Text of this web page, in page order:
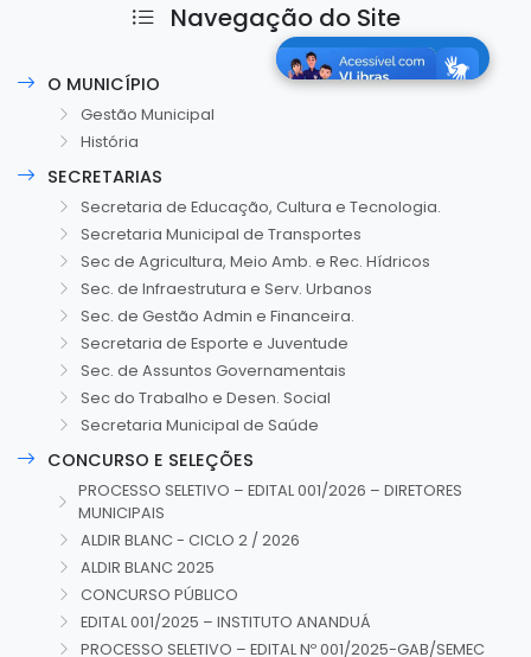
Navegação do Site
O MUNICÍPIO
Gestão Municipal
História
SECRETARIAS
Secretaria de Educação, Cultura e Tecnologia.
Secretaria Municipal de Transportes
Sec de Agricultura, Meio Amb. e Rec. Hídricos
Sec. de Infraestrutura e Serv. Urbanos
Sec. de Gestão Admin e Financeira.
Secretaria de Esporte e Juventude
Sec. de Assuntos Governamentais
Sec do Trabalho e Desen. Social
Secretaria Municipal de Saúde
CONCURSO E SELEÇÕES
PROCESSO SELETIVO – EDITAL 001/2026 – DIRETORES
MUNICIPAIS
ALDIR BLANC - CICLO 2 / 2026
ALDIR BLANC 2025
CONCURSO PÚBLICO
EDITAL 001/2025 – INSTITUTO ANANDUÁ
PROCESSO SELETIVO – EDITAL Nº 001/2025-GAB/SEMEC